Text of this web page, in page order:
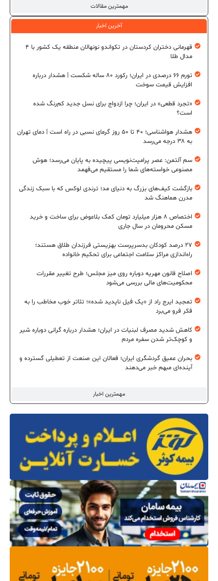
مهمترین مقالات
آخرین اخبار
مهمترین اخبار
قهرمانی دختران کردستان در تکواندو نونهالان منطقه یک کشور با ۴
مدال طلا
تورم ۶۶ درصدی در ایران؛ رکورد ۸۰ ساله شکست | هشدار درباره
افزایش قیمت سوخت
«تجرد قطعی» در ایران؛ چرا ازدواج برای نسل جدید کم‌رنگ شده
است؟
هشدار هواشناسی؛ ۴۰ تا ۵۰ روز گرمای نسبی در راه است | دمای تهران
به ۳۸ درجه می‌رسد
سم آلتمن: عصر پرامپت‌نویسی پیچیده به پایان می‌رسد؛ هوش
مصنوعی خواسته‌های شما را مستقیم می‌فهمد
بازگشت کیف‌های بزرگ به دنیای مد؛ ترندی لوکس که با سبک زندگی
مدرن هماهنگ شد
اختصاص ۸ هزار میلیارد تومان کمک بلاعوض برای ساخت و خرید
مسکن محرومان در سال جاری
۲۷ درصد کودکان بدسرپرست بهزیستی فرزندان طلاق هستند؛
راه‌اندازی مراکز سلامت اجتماعی برای تحکیم خانواده
اصلاح قانون مهریه دوباره روی میز مجلس؛ طرح تغییر مقررات
محکومیت‌های مالی بررسی می‌شود
تمجید ایرج راد از «یک فیل ناپدید شده»؛ تئاتر خوب مخاطب را به
فکر فرو می‌برد
کاهش شدید مصرف لبنیات در ایران؛ هشدار درباره گرانی دوباره شیر
و کوچک‌تر شدن سفره مردم
بحران عمیق گردشگری ایران؛ فعالان این صنعت از تعطیلی گسترده و
آینده‌ای مبهم خبر می‌دهند